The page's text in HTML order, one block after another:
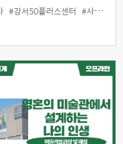
#강서50플러스센터 #사진교육